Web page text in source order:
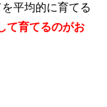
平均的に育てる
て育てるのがお